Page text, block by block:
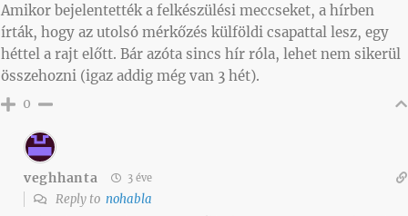
Amikor bejelentették a felkészülési meccseket, a hírben
írták, hogy az utolsó mérkőzés külföldi csapattal lesz, egy
héttel a rajt előtt. Bár azóta sincs hír róla, lehet nem sikerül
összehozni (igaz addig még van 3 hét).
0
veghhanta 3 éve
Reply to nohabla